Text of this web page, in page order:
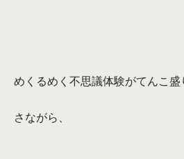
めくるめく不思議体験がてんこ盛
さながら、